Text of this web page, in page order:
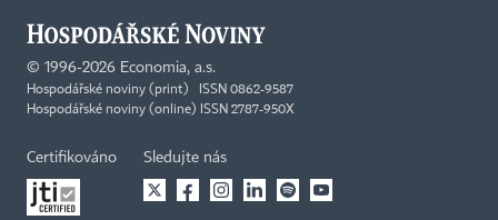
© 1996-2026 Economia, a.s.
Hospodářské noviny (print) ISSN 0862-9587
Hospodářské noviny (online) ISSN 2787-950X
Certifikováno Sledujte nás